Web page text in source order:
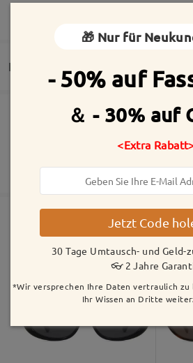
Alle
anzeigen
Bewertung
Lieferung
Die Bestellung wurde aufgegeben
5-7 Werktage Details
Versandzeit
Inklusive kostenloser kratzfester
30 Tage Umtausch- und Geld-
2 Jahre Garantie
Mehr anzeigen
Ähnliche Fassungen
🎁 Nur für
- 50% auf
＆ - 30% auf
<Extra
Jetzt Code
30 Tage Umtausch- und Geld-
👓 2 Jahre
*Wir versprechen Ihre Daten vertraulich zu
Ihr Wissen an Dritte